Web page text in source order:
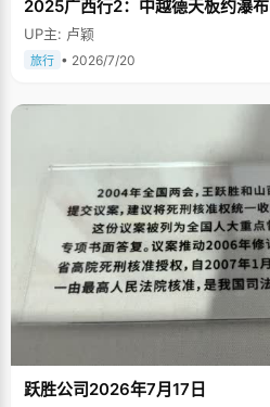
2025广西行2：中越德天板约瀑布
UP主: 卢颖
旅行 • 2026/7/20
跃胜公司2026年7月17日